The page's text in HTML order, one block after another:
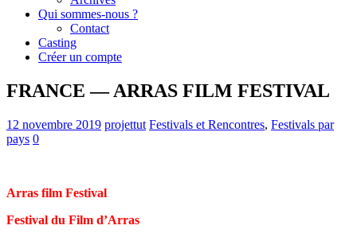
Qui sommes-nous ?
Contact
Casting
Créer un compte
FRANCE — ARRAS FILM FESTIVAL
12 novembre 2019 projettut Festivals et Rencontres, Festivals par
pays 0
Arras film Festival
Festival du Film d’Arras